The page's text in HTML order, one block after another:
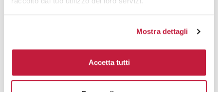
Mostra dettagli
Accetta tutti